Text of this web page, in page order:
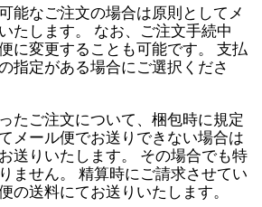
能なご注文の場合は原則としてメ
たします。 なお、ご注文手続中
に変更することも可能です。 支払
指定がある場合にご選択くださ
たご注文について、梱包時に規定
メール便でお送りできない場合は
送りいたします。 その場合でも特
ません。 精算時にご請求させてい
の送料にてお送りいたします。